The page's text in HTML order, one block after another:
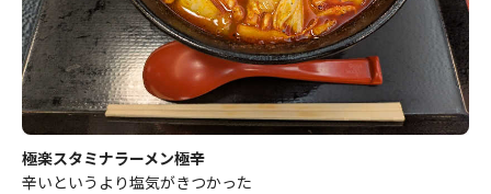
極楽スタミナラーメン極辛
辛いというより塩気がきつかった